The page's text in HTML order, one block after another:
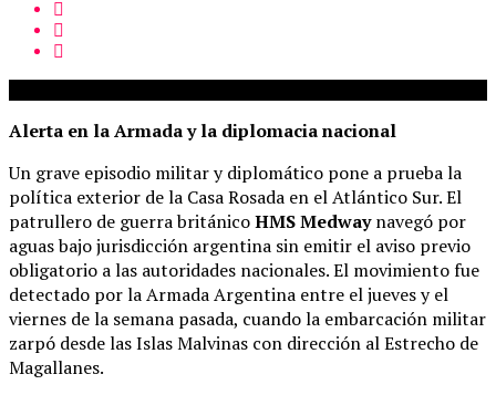
Alerta en la Armada y la diplomacia nacional
Un grave episodio militar y diplomático pone a prueba la
política exterior de la Casa Rosada en el Atlántico Sur. El
patrullero de guerra británicoHMS Medwaynavegó por
aguas bajo jurisdicción argentina sin emitir el aviso previo
obligatorio a las autoridades nacionales. El movimiento fue
detectado por la Armada Argentina entre el jueves y el
viernes de la semana pasada, cuando la embarcación militar
zarpó desde las Islas Malvinas con dirección al Estrecho de
Magallanes.